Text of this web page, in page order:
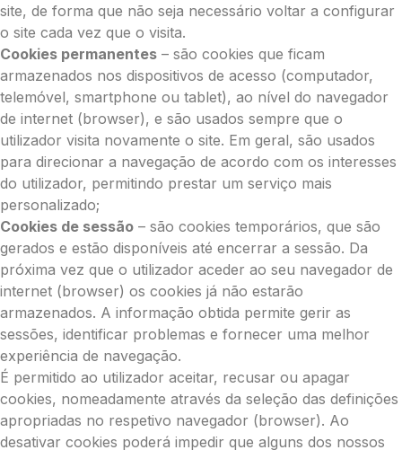
site, de forma que não seja necessário voltar a configurar
o site cada vez que o visita.
Cookies permanentes – são cookies que ficam
armazenados nos dispositivos de acesso (computador,
telemóvel, smartphone ou tablet), ao nível do navegador
de internet (browser), e são usados sempre que o
utilizador visita novamente o site. Em geral, são usados
para direcionar a navegação de acordo com os interesses
do utilizador, permitindo prestar um serviço mais
personalizado;
Cookies de sessão – são cookies temporários, que são
gerados e estão disponíveis até encerrar a sessão. Da
próxima vez que o utilizador aceder ao seu navegador de
internet (browser) os cookies já não estarão
armazenados. A informação obtida permite gerir as
sessões, identificar problemas e fornecer uma melhor
experiência de navegação.
É permitido ao utilizador aceitar, recusar ou apagar
cookies, nomeadamente através da seleção das definições
apropriadas no respetivo navegador (browser). Ao
desativar cookies poderá impedir que alguns dos nossos